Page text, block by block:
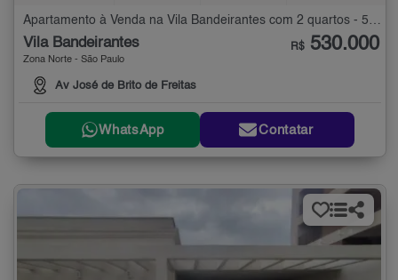
Apartamento à Venda na Vila Bandeirantes com 2 quartos - 55 m²
Vila Bandeirantes
Zona Norte - São Paulo
Av José de Brito de Freitas
R$ 530.000
WhatsApp Contatar